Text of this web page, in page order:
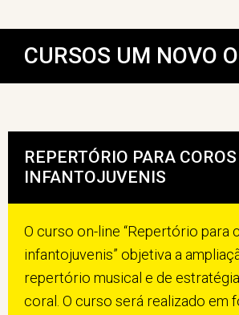
CURSOS UM NOVO
REPERTÓRIO PARA COROS
INFANTOJUVENIS
O curso on-line “Repertório para
infantojuvenis” objetiva a
repertório musical e de
coral. O curso será realizado em